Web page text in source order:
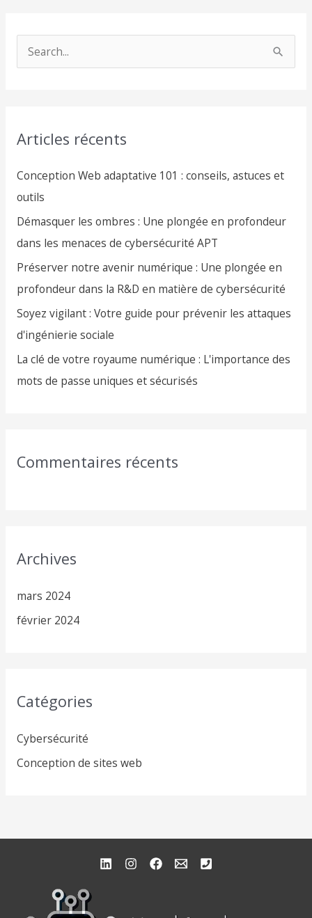
c
f
o
r
:
Articles récents
Conception Web adaptative 101 : conseils, astuces et
outils
Démasquer les ombres : Une plongée en profondeur
dans les menaces de cybersécurité APT
Préserver notre avenir numérique : Une plongée en
profondeur dans la R&D en matière de cybersécurité
Soyez vigilant : Votre guide pour prévenir les attaques
d'ingénierie sociale
La clé de votre royaume numérique : L'importance des
mots de passe uniques et sécurisés
Commentaires récents
Archives
mars 2024
février 2024
Catégories
Cybersécurité
Conception de sites web